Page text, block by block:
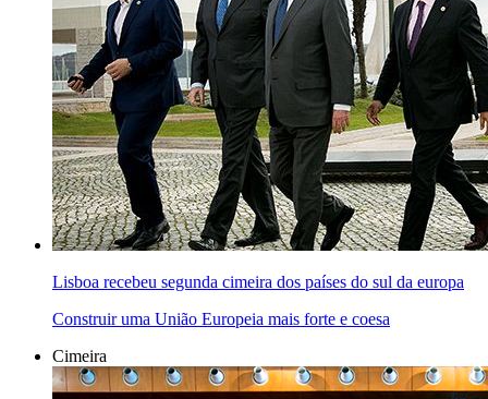
Lisboa recebeu segunda cimeira dos países do sul da europa
Construir uma União Europeia mais forte e coesa
Cimeira